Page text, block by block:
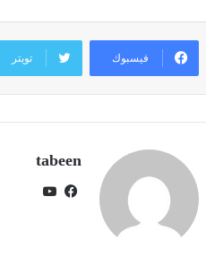
فيسبوك تويتر
tabeen
فيسبوك